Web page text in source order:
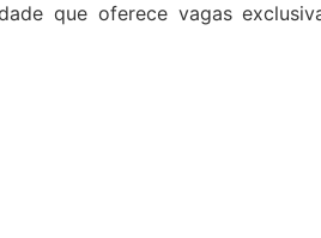
que oferece vagas